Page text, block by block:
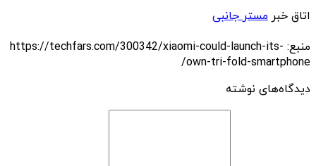
اتاق خبر مستر جانبی
منبع: https://techfars.com/300342/xiaomi-could-launch-its-
own-tri-fold-smartphone/
دیدگاه‌های نوشته